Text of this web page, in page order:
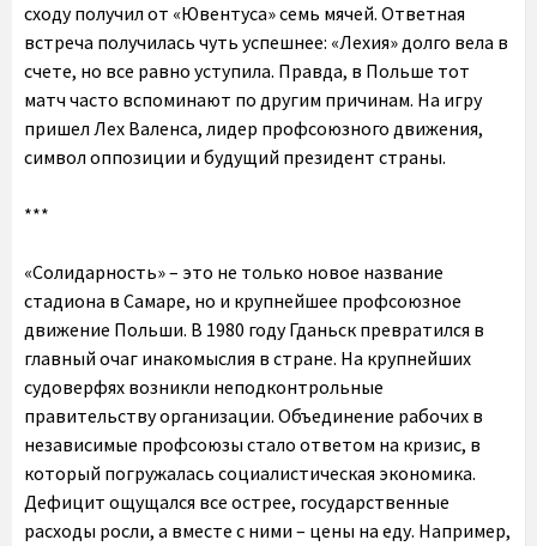
сходу получил от «Ювентуса» семь мячей. Ответная
встреча получилась чуть успешнее: «Лехия» долго вела в
счете, но все равно уступила. Правда, в Польше тот
матч часто вспоминают по другим причинам. На игру
пришел Лех Валенса, лидер профсоюзного движения,
символ оппозиции и будущий президент страны.
***
«Солидарность» – это не только новое название
стадиона в Самаре, но и крупнейшее профсоюзное
движение Польши. В 1980 году Гданьск превратился в
главный очаг инакомыслия в стране. На крупнейших
судоверфях возникли неподконтрольные
правительству организации. Объединение рабочих в
независимые профсоюзы стало ответом на кризис, в
который погружалась социалистическая экономика.
Дефицит ощущался все острее, государственные
расходы росли, а вместе с ними – цены на еду. Например,